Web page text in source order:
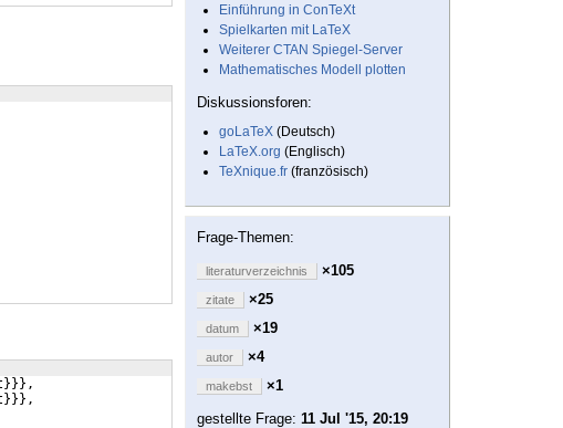
Einführung in ConTeXt
Spielkarten mit LaTeX
Weiterer CTAN Spiegel-Server
Mathematisches Modell plotten
Diskussionsforen:
goLaTeX (Deutsch)
LaTeX.org (Englisch)
TeXnique.fr (französisch)
Frage-Themen:
literaturverzeichnis ×105
zitate ×25
datum ×19
autor ×4
makebst
×1
gestellte Frage: 11 Jul '15, 20:19